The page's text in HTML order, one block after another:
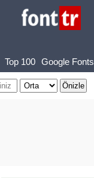
Top 100 Google Fonts